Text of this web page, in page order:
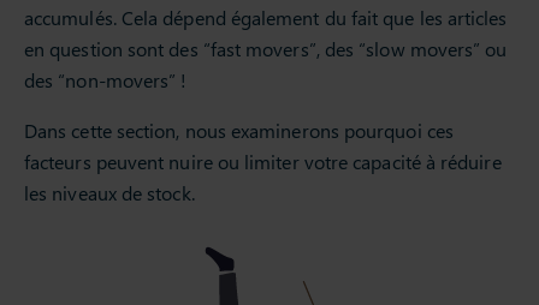
accumulés. Cela dépend également du fait que les articles
en question sont des “fast movers”, des “slow movers” ou
des “non-movers” !
Dans cette section, nous examinerons pourquoi ces
facteurs peuvent nuire ou limiter votre capacité à réduire
les niveaux de stock.